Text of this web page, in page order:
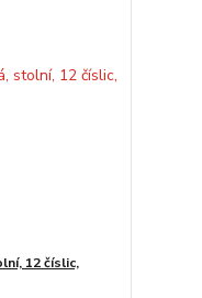
12 číslic,